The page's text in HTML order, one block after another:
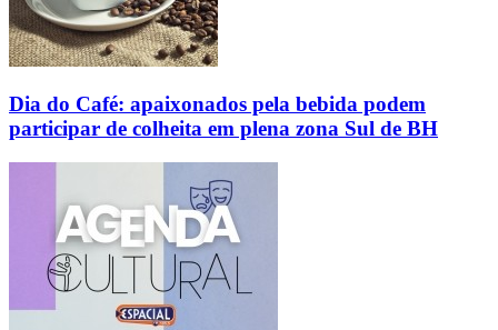
Dia do Café: apaixonados pela bebida podem
participar de colheita em plena zona Sul de BH